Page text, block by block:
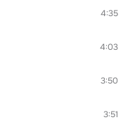
4:35
4:03
3:50
3:51